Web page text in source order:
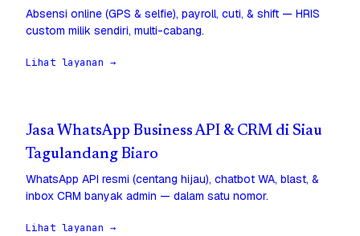
Absensi online (GPS & selfie), payroll, cuti, & shift — HRIS
custom milik sendiri, multi-cabang.
Lihat layanan →
Jasa WhatsApp Business API & CRM di Siau
Tagulandang Biaro
WhatsApp API resmi (centang hijau), chatbot WA, blast, &
inbox CRM banyak admin — dalam satu nomor.
Lihat layanan →